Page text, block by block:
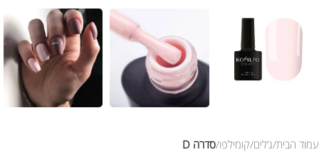
עמוד הבית ג’לים קומילפו סדרה D